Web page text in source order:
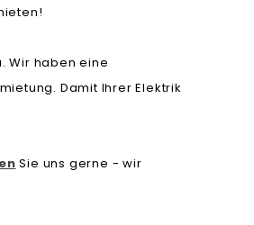
Wir haben eine
Damit Ihrer Elektrik
Sie uns gerne - wir